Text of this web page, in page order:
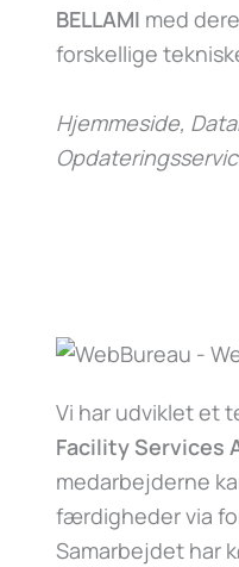
BELLAMI med
forskellige
Hjemmeside,
Vi har udviklet et
Facility Services
medarbejderne
færdigheder via
Samarbejdet har